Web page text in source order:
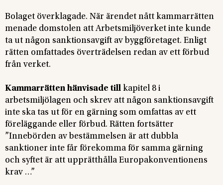
Bolaget överklagade. När ärendet nått kammarrätten
menade domstolen att Arbetsmiljöverket inte kunde
ta ut någon sanktionsavgift av byggföretaget. Enligt
rätten omfattades överträdelsen redan av ett förbud
från verket.
Kammarrätten hänvisade till kapitel 8 i
arbetsmiljölagen och skrev att någon sanktionsavgift
inte ska tas ut för en gärning som omfattas av ett
föreläggande eller förbud. Rätten fortsätter
”Innebörden av bestämmelsen är att dubbla
sanktioner inte får förekomma för samma gärning
och syftet är att upprätthålla Europakonventionens
krav …”